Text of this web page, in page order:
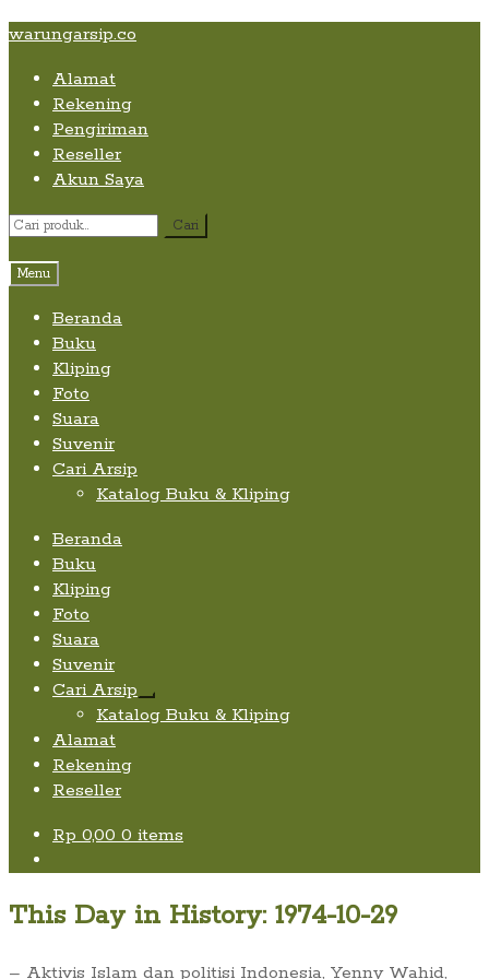
Skip
content
Skip
navigation
Skip
content
warungarsip.co
Alamat
Rekening
Pengiriman
Reseller
Akun Saya
Pencarian
Cari
Menu
Beranda
Buku
Kliping
Foto
Suara
Suvenir
Cari Arsip
Katalog Buku & Kliping
Beranda
Buku
Kliping
Foto
Suara
Suvenir
Cari Arsip
Expand
child
Katalog Buku & Kliping
Alamat
Rekening
Reseller
Rp 0,00 0 items
This Day in History: 1974-10-29
– Aktivis Islam dan politisi Indonesia, Yenny Wahid,